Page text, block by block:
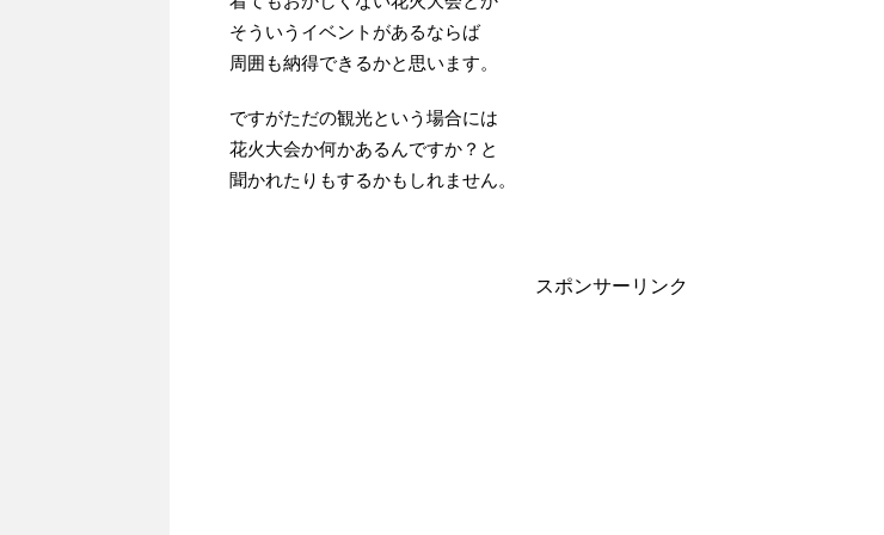
そういうイベントがあるならば
周囲も納得できるかと思います。
ですがただの観光という場合には
花火大会か何かあるんですか？と
聞かれたりもするかもしれません。
スポンサーリンク